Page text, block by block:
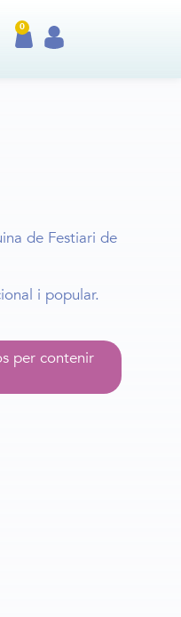
0
de Festiari de
i popular.
per contenir